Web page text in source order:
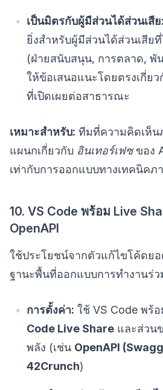
เป็นมิตรกับผู้มีส่วนได้ส่วนเสีย:
ยิ่งสำหรับผู้มีส่วนได้ส่วนเสีย
(ฝ่ายสนับสนุน, การตลาด, พั
ให้ข้อเสนอแนะโดยตรงเกี่ยว
ที่เปิดเผยต่อสาธารณะ
เหมาะสำหรับ: ทีมที่ความคิดเห็น
แผนกเกี่ยวกับ อินเทอร์เฟซของ
เท่ากับการออกแบบทางเทคนิคภ
10. VS Code พร้อม Live
OpenAPI
ใช้ประโยชน์จากตัวแก้ไขโค้ดย
ฐานะพื้นที่ออกแบบการทำงานร่
การตั้งค่า: ใช้ VS Code พร้
Code Live Share และส่วน
พลัง (เช่น OpenAPI
42Crunch)